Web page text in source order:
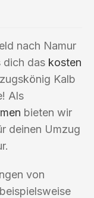
nach Namur
dich das kosten
Kalb
Als
bieten wir
deinen Umzug
von